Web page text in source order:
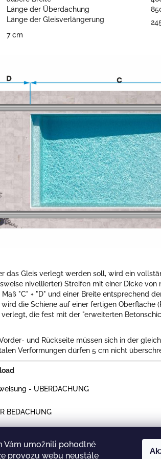
Vám umožnili pohodlné
provozu webu neustále
Länge der Überdachung
Länge der Gleisverlängerung
7 cm
das Gleis verlegt werden soll, wird ein
nivellierter) Streifen mit einer Dicke von
"C" + "D" und einer Breite entsprechend
die Schiene auf einer fertigen Oberfläche
die fest mit der "erweiterten
und Rückseite müssen sich in der
Verformungen dürfen 5 cm nicht
- ÜBERDACHUNG
BEDACHUNG